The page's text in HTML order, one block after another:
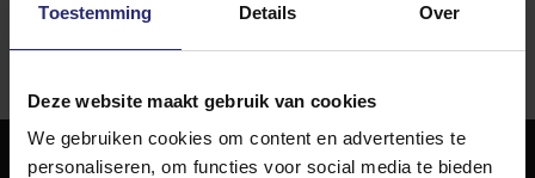
Toestemming Details Over
Deze website maakt gebruik van cookies
We gebruiken cookies om content en advertenties te
personaliseren, om functies voor social media te bieden